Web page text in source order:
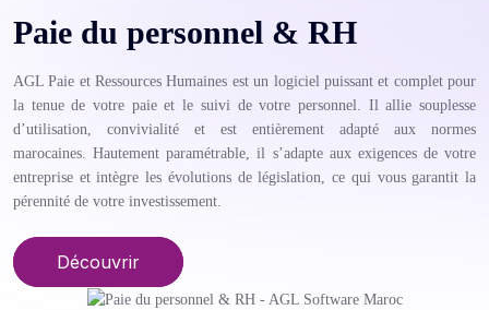
Paie du personnel & RH
AGL Paie et Ressources Humaines est un logiciel puissant et complet pour
la tenue de votre paie et le suivi de votre personnel. Il allie souplesse
d’utilisation, convivialité et est entièrement adapté aux normes
marocaines. Hautement paramétrable, il s’adapte aux exigences de votre
entreprise et intègre les évolutions de législation, ce qui vous garantit la
pérennité de votre investissement.
Découvrir